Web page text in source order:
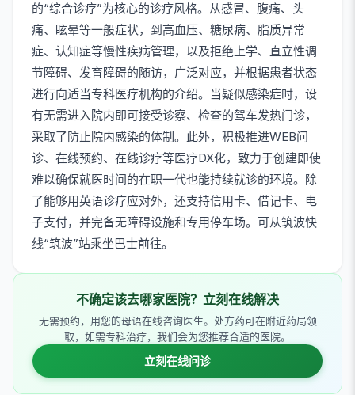
的“综合诊疗”为核心的诊疗风格。从感冒、腹痛、头
痛、眩晕等一般症状，到高血压、糖尿病、脂质异常
症、认知症等慢性疾病管理，以及拒绝上学、直立性调
节障碍、发育障碍的随访，广泛对应，并根据患者状态
进行向适当专科医疗机构的介绍。当疑似感染症时，设
有无需进入院内即可接受诊察、检查的驾车发热门诊，
采取了防止院内感染的体制。此外，积极推进WEB问
诊、在线预约、在线诊疗等医疗DX化，致力于创建即使
难以确保就医时间的在职一代也能持续就诊的环境。除
了能够用英语诊疗应对外，还支持信用卡、借记卡、电
子支付，并完备无障碍设施和专用停车场。可从筑波快
线“筑波”站乘坐巴士前往。
不确定该去哪家医院？立刻在线解决
无需预约，用您的母语在线咨询医生。处方药可在附近药局领
取，如需专科治疗，我们会为您推荐合适的医院。
立刻在线问诊